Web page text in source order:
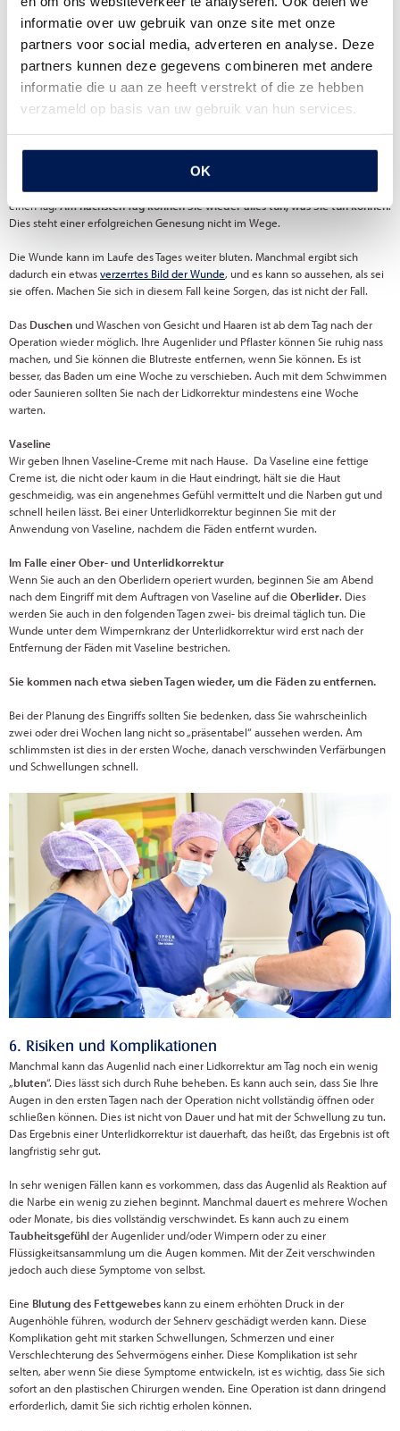
informatie over uw gebruik van onze site met onze
partners voor social media, adverteren en analyse. Deze
partners kunnen deze gegevens combineren met andere
informatie die u aan ze heeft verstrekt of die ze hebben
verzameld op basis van uw gebruik van hun services.
OK
geschwollen sein. Es kommt jedoch fast nie vor, dass dies so stark ist, dass Sie
nichts mehr sehen können. Es werden keine Verbände angelegt, so dass
Waschen und Duschen weiterhin möglich sind. Die Pflaster an den Nahtenden
können nass werden und bleiben an Ort und Stelle, bis Sie zur ersten
Kontrolluntersuchung wieder zu uns kommen.
zu Hause ist nicht notwendig. Allerdings sollten Sie sich am Tag
der Operation zu Hause schonen. Mit Ruhe meinen wir: auf dem Sofa oder im
Bett. Für Ihr eigenes Wohlbefinden und eine reibungslose Genesung ist es
wichtig, dass Sie nach der Operation so wenig wie möglich arbeiten. Es ist
besser, keine leichten Hausarbeiten zu verrichten. Dieser Ratschlag gilt nur für
einen Tag.Am nächsten Tag können Sie wieder alles tun, was Sie tun können.
Dies steht einer erfolgreichen Genesung nicht im Wege.
Die Wunde kann im Laufe des Tages weiter bluten. Manchmal ergibt sich
dadurch ein etwasverzerrtes Bild der Wunde, und es kann so aussehen, als sei
sie offen. Machen Sie sich in diesem Fall keine Sorgen, das ist nicht der Fall.
Das Duschen und Waschen von Gesicht und Haaren ist ab dem Tag nach der
Operation wieder möglich. Ihre Augenlider und Pflaster können Sie ruhig nass
machen, und Sie können die Blutreste entfernen, wenn Sie können. Es ist
besser, das Baden um eine Woche zu verschieben. Auch mit dem Schwimmen
oder Saunieren sollten Sie nach der Lidkorrektur mindestens eine Woche
warten.
Vaseline
Wir geben Ihnen Vaseline-Creme mit nach Hause. Da Vaseline eine fettige
Creme ist, die nicht oder kaum in die Haut eindringt, hält sie die Haut
geschmeidig, was ein angenehmes Gefühl vermittelt und die Narben gut und
schnell heilen lässt. Bei einer Unterlidkorrektur beginnen Sie mit der
Anwendung von Vaseline, nachdem die Fäden entfernt wurden.
Im Falle einer Ober- und Unterlidkorrektur
Wenn Sie auch an den Oberlidern operiert wurden, beginnen Sie am Abend
nach dem Eingriff mit dem Auftragen von Vaseline auf die Oberlider. Dies
werden Sie auch in den folgenden Tagen zwei- bis dreimal täglich tun. Die
Wunde unter dem Wimpernkranz der Unterlidkorrektur wird erst nach der
Entfernung der Fäden mit Vaseline bestrichen.
Sie kommen nach etwa sieben Tagen wieder, um die Fäden zu entfernen.
Bei der Planung des Eingriffs sollten Sie bedenken, dass Sie wahrscheinlich
zwei oder drei Wochen lang nicht so „präsentabel“ aussehen werden. Am
schlimmsten ist dies in der ersten Woche, danach verschwinden Verfärbungen
und Schwellungen schnell.
6. Risiken und Komplikationen
Manchmal kann das Augenlid nach einer Lidkorrektur am Tag noch ein wenig
„bluten“. Dies lässt sich durch Ruhe beheben. Es kann auch sein, dass Sie Ihre
Augen in den ersten Tagen nach der Operation nicht vollständig öffnen oder
schließen können. Dies ist nicht von Dauer und hat mit der Schwellung zu tun.
Das Ergebnis einer Unterlidkorrektur ist dauerhaft, das heißt, das Ergebnis ist oft
langfristig sehr gut.
In sehr wenigen Fällen kann es vorkommen, dass das Augenlid als Reaktion auf
die Narbe ein wenig zu ziehen beginnt. Manchmal dauert es mehrere Wochen
oder Monate, bis dies vollständig verschwindet. Es kann auch zu einem
Taubheitsgefühlder Augenlider und/oder Wimpern oder zu einer
Flüssigkeitsansammlung um die Augen kommen. Mit der Zeit verschwinden
jedoch auch diese Symptome von selbst.
Eine Blutung des Fettgewebes kann zu einem erhöhten Druck in der
Augenhöhle führen, wodurch der Sehnerv geschädigt werden kann. Diese
Komplikation geht mit starken Schwellungen, Schmerzen und einer
Verschlechterung des Sehvermögens einher. Diese Komplikation ist sehr
selten, aber wenn Sie diese Symptome entwickeln, ist es wichtig, dass Sie sich
sofort an den plastischen Chirurgen wenden. Eine Operation ist dann dringend
erforderlich, damit Sie sich richtig erholen können.